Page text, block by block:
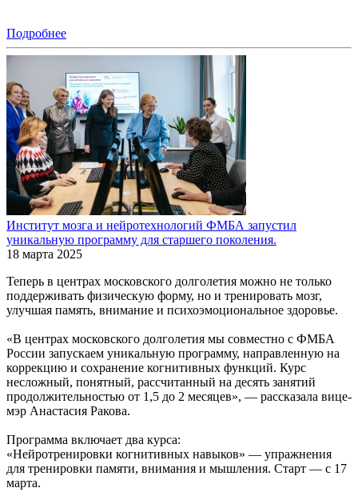
Подробнее
Институт мозга и нейротехнологий ФМБА запустил
уникальную программу для старшего поколения.
18 марта 2025
Теперь в центрах московского долголетия можно не только
поддерживать физическую форму, но и тренировать мозг,
улучшая память, внимание и психоэмоциональное здоровье.
«В центрах московского долголетия мы совместно с ФМБА
России запускаем уникальную программу, направленную на
коррекцию и сохранение когнитивных функций. Курс
несложный, понятный, рассчитанный на десять занятий
продолжительностью от 1,5 до 2 месяцев», — рассказала вице-
мэр Анастасия Ракова.
Программа включает два курса:
«Нейротренировки когнитивных навыков» — упражнения
для тренировки памяти, внимания и мышления. Старт — с 17
марта.